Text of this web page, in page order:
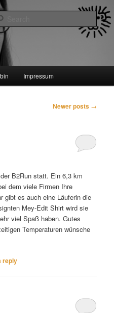
Impressum
Newer posts →
B2Run statt. Ein 6,3 km
dem viele Firmen Ihre
gibt es auch eine Läuferin die
Mey-Edit Shirt wird sie
viel Spaß haben. Gutes
Temperaturen wünsche
reply